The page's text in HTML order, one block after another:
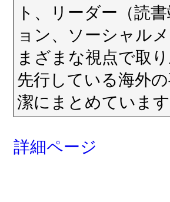
ト、リーダー（読
ョン、ソーシャル
まざまな視点で取
先行している海外
潔にまとめています
詳細ページ